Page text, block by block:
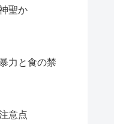
聖か
力と食の禁
意点